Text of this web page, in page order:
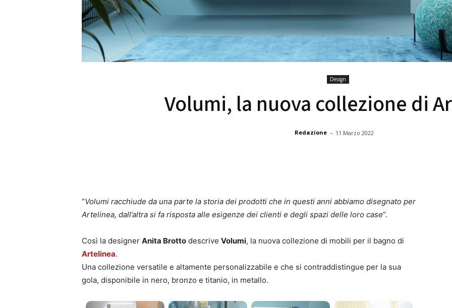
Design
Volumi, la nuova collezione di
Redazione - 11 Marzo 2022
“Volumi racchiude da una parte la storia dei prodotti che in questi anni abbiamo disegnato per
Artelinea, dall’altra si fa risposta alle esigenze dei clienti e degli spazi delle loro case”.
Così la designer Anita Brotto descrive Volumi, la nuova collezione di mobili per il bagno di
Artelinea.
Una collezione versatile e altamente personalizzabile e che si contraddistingue per la sua
gola, disponibile in nero, bronzo e titanio, in metallo.